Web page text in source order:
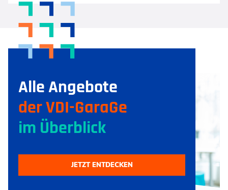
Alle Angebote
der VDI-GaraGe
im Überblick
JETZT ENTDECKEN